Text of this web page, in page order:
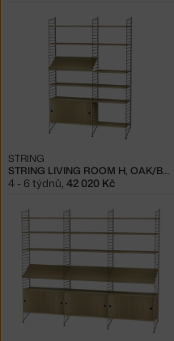
STRING LIVING ROOM H, OAK/BLACK
STRING
4 - 6 týdnů, 42 020 Kč